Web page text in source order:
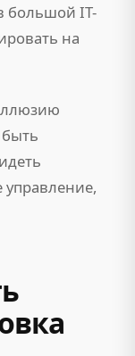
большой IT-
на
управление,